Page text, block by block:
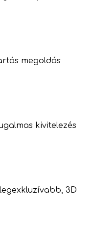
megoldás
kivitelezés
3D